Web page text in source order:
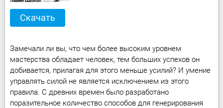
Скачать
Замечали ли вы, что чем более высоким уровнем
мастерства обладает человек, тем больших успехов он
добивается, прилагая для этого меньше усилий? И умение
управлять силой не является исключением из этого
правила. С древних времен было разработано
поразительное количество способов для генерирования